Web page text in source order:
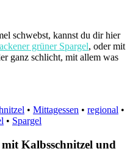
schwebst, kannst du dir hier
grüner Spargel, oder mit
ganz schlicht, mit allem was
• Mittagessen • regional •
• Spargel
Kalbsschnitzel und